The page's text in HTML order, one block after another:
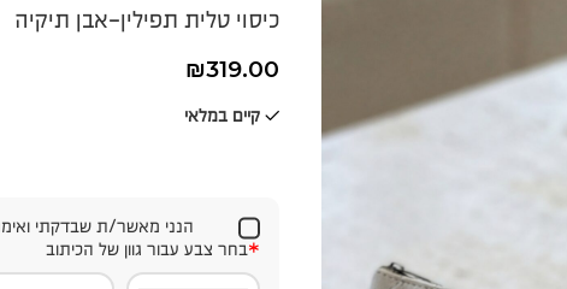
כיסוי טלית תפילין-אבן תיקיה
₪319.00
קיים במלאי
הנני מאשר/ת שבדקתי
*בחר צבע עבור גוון של הכיתוב